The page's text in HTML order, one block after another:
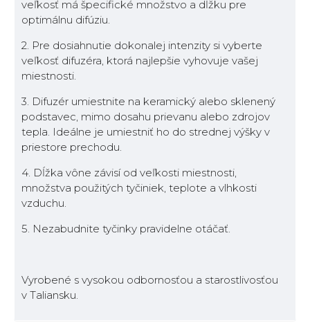
veľkosť má špecifické množstvo a dĺžku pre
optimálnu difúziu.
2. Pre dosiahnutie dokonalej intenzity si vyberte
veľkosť difuzéra, ktorá najlepšie vyhovuje vašej
miestnosti.
3. Difuzér umiestnite na keramický alebo sklenený
podstavec, mimo dosahu prievanu alebo zdrojov
tepla. Ideálne je umiestniť ho do strednej výšky v
priestore prechodu.
4. Dĺžka vône závisí od veľkosti miestnosti,
množstva použitých tyčiniek, teplote a vlhkosti
vzduchu.
5. Nezabudnite tyčinky pravidelne otáčať.
Vyrobené s vysokou odbornosťou a starostlivosťou
v Taliansku.